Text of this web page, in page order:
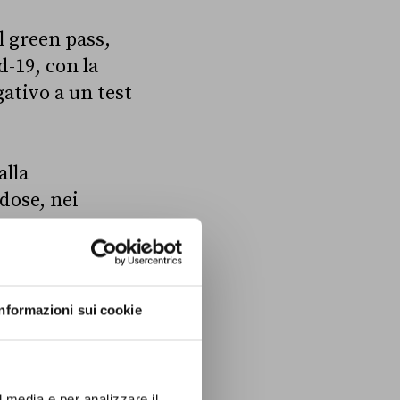
sui cookie
pass,
19, con la
a un test
nei